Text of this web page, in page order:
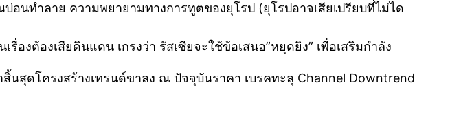
อนทำลาย ความพยายามทางการทูตของยุโรป (ยุโรปอาจเสียเปรียบที่ไม่ได
งต้องเสียดินแดน เกรงว่า รัสเซียจะใช้ข้อเสนอ”หยุดยิง” เพื่อเสริมกำลัง
นสุดโครงสร้างเทรนด์ขาลง ณ ปัจจุบันราคา เบรคทะลุ Channel Downtrend